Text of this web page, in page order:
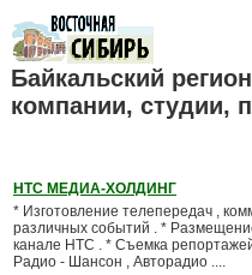
Байкальский
компании, студии,
НТС МЕДИА-ХОЛДИНГ
* Изготовление телепередач ,
различных событий . *
канале НТС . * Съемка
Радио - Шансон , Авторадио ....